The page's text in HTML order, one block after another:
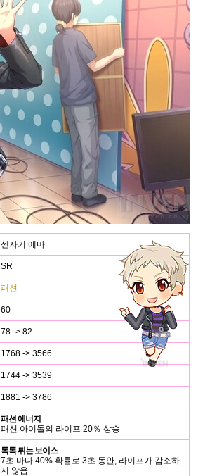
센자키 에마
SR
패션
60
78 -> 82
1768 -> 3566
1744 -> 3539
1881 -> 3786
패션 에너지
패션 아이돌의 라이프 20％ 상승
톡톡 튀는 보이스
7초 마다 40% 확률로 3초 동안, 라이프가 감소하
지 않음